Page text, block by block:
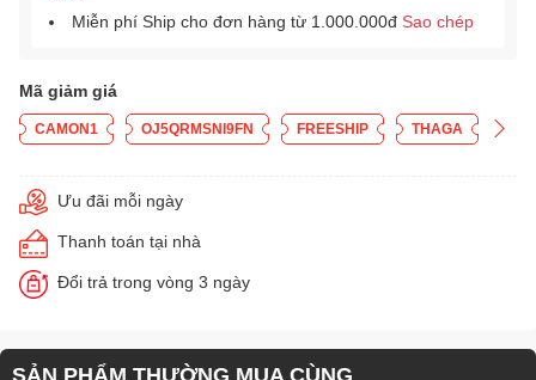
Miễn phí Ship cho đơn hàng từ 1.000.000đ Sao chép
Mã giảm giá
CAMON1 OJ5QRMSNI9FN FREESHIP THAGA
Ưu đãi mỗi ngày
Thanh toán tại nhà
Đổi trả trong vòng 3 ngày
SẢN PHẨM THƯỜNG MUA CÙNG